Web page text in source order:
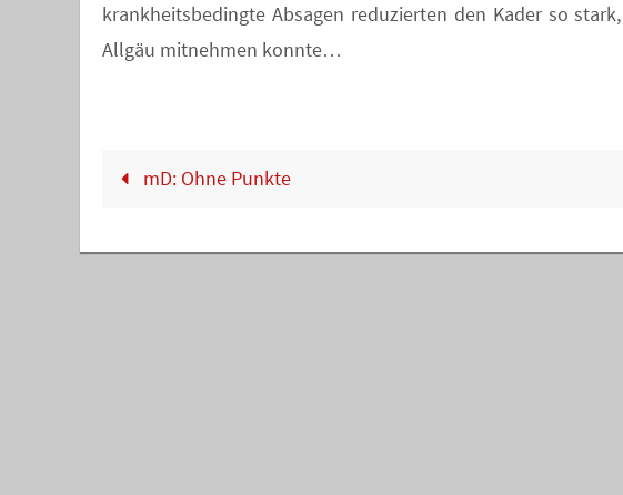
krankheitsbedingte Absagen reduzierten den Kader so
Allgäu mitnehmen konnte…
mD: Ohne Punkte